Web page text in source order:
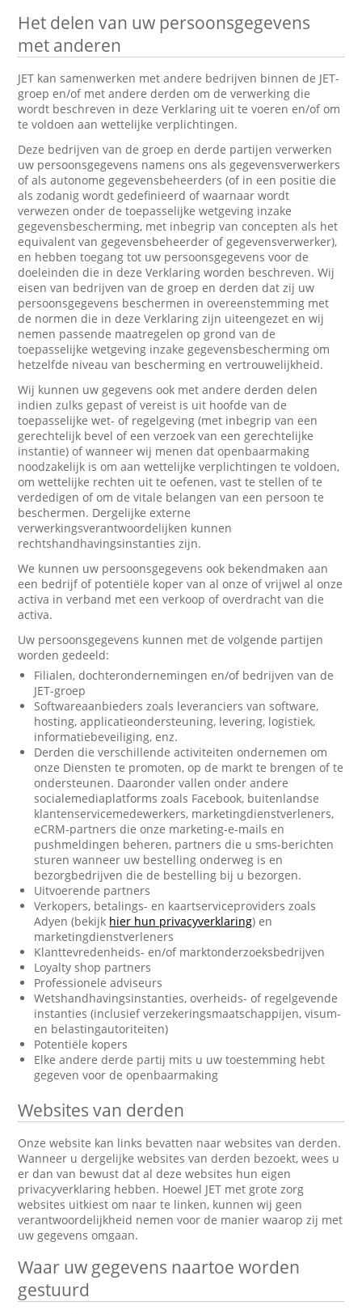
Het delen van uw persoonsgegevens
met anderen
JET kan samenwerken met andere bedrijven binnen de JET-
groep en/of met andere derden om de verwerking die
wordt beschreven in deze Verklaring uit te voeren en/of om
te voldoen aan wettelijke verplichtingen.
Deze bedrijven van de groep en derde partijen verwerken
uw persoonsgegevens namens ons als gegevensverwerkers
of als autonome gegevensbeheerders (of in een positie die
als zodanig wordt gedefinieerd of waarnaar wordt
verwezen onder de toepasselijke wetgeving inzake
gegevensbescherming, met inbegrip van concepten als het
equivalent van gegevensbeheerder of gegevensverwerker),
en hebben toegang tot uw persoonsgegevens voor de
doeleinden die in deze Verklaring worden beschreven. Wij
eisen van bedrijven van de groep en derden dat zij uw
persoonsgegevens beschermen in overeenstemming met
de normen die in deze Verklaring zijn uiteengezet en wij
nemen passende maatregelen op grond van de
toepasselijke wetgeving inzake gegevensbescherming om
hetzelfde niveau van bescherming en vertrouwelijkheid.
Wij kunnen uw gegevens ook met andere derden delen
indien zulks gepast of vereist is uit hoofde van de
toepasselijke wet- of regelgeving (met inbegrip van een
gerechtelijk bevel of een verzoek van een gerechtelijke
instantie) of wanneer wij menen dat openbaarmaking
noodzakelijk is om aan wettelijke verplichtingen te voldoen,
om wettelijke rechten uit te oefenen, vast te stellen of te
verdedigen of om de vitale belangen van een persoon te
beschermen. Dergelijke externe
verwerkingsverantwoordelijken kunnen
rechtshandhavingsinstanties zijn.
We kunnen uw persoonsgegevens ook bekendmaken aan
een bedrijf of potentiële koper van al onze of vrijwel al onze
activa in verband met een verkoop of overdracht van die
activa.
Uw persoonsgegevens kunnen met de volgende partijen
worden gedeeld:
Filialen, dochterondernemingen en/of bedrijven van de
JET-groep
Softwareaanbieders zoals leveranciers van software,
hosting, applicatieondersteuning, levering, logistiek,
informatiebeveiliging, enz.
Derden die verschillende activiteiten ondernemen om
onze Diensten te promoten, op de markt te brengen of te
ondersteunen. Daaronder vallen onder andere
socialemediaplatforms zoals Facebook, buitenlandse
klantenservicemedewerkers, marketingdienstverleners,
eCRM-partners die onze marketing-e-mails en
pushmeldingen beheren, partners die u sms-berichten
sturen wanneer uw bestelling onderweg is en
bezorgbedrijven die de bestelling bij u bezorgen.
Uitvoerende partners
Verkopers, betalings- en kaartserviceproviders zoals
Adyen (bekijk hier hun privacyverklaring) en
marketingdienstverleners
Klanttevredenheids- en/of marktonderzoeksbedrijven
Loyalty shop partners
Professionele adviseurs
Wetshandhavingsinstanties, overheids- of regelgevende
instanties (inclusief verzekeringsmaatschappijen, visum-
en belastingautoriteiten)
Potentiële kopers
Elke andere derde partij mits u uw toestemming hebt
gegeven voor de openbaarmaking
Websites van derden
Onze website kan links bevatten naar websites van derden.
Wanneer u dergelijke websites van derden bezoekt, wees u
er dan van bewust dat al deze websites hun eigen
privacyverklaring hebben. Hoewel JET met grote zorg
websites uitkiest om naar te linken, kunnen wij geen
verantwoordelijkheid nemen voor de manier waarop zij met
uw gegevens omgaan.
Waar uw gegevens naartoe worden
gestuurd